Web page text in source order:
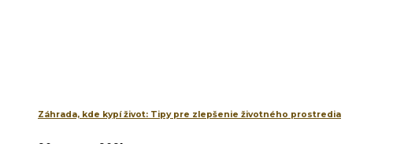
Záhrada, kde kypí život: Tipy pre zlepšenie životného prostredia